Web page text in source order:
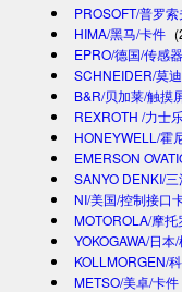
PROSOFT/普罗
HIMA/黑马/卡件
EPRO/德国/传感器
SCHNEIDER/莫
B&R/贝加莱/触摸
REXROTH /力士
HONEYWELL/霍
EMERSON
SANYO DENKI/
NI/美国/控制接口
MOTOROLA/摩托
YOKOGAWA/日本
KOLLMORGEN/
METSO/美卓/卡件